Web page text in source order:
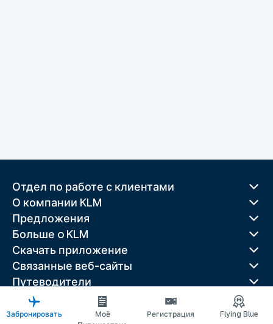
Отдел по работе с клиентами
О компании KLM
Предложения
Больше o KLM
Скачать приложение
Связанные веб-сайты
Путеводители
Лучшие направления
Популярные страны
Забронировать
Моё
Регистрация Flying Blue